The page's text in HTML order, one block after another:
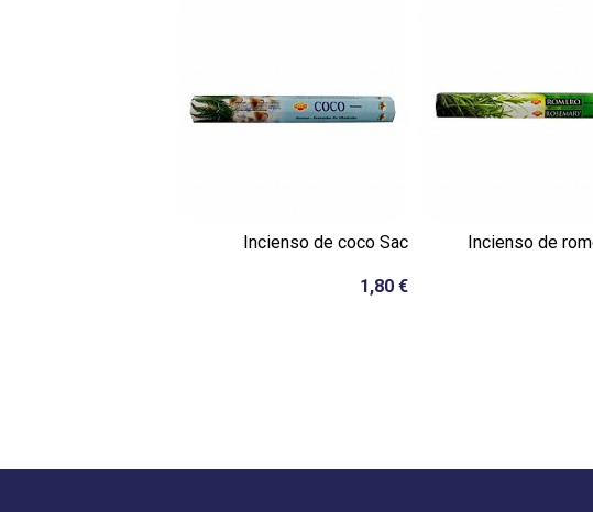
Incienso de coco Sac
1,80 €
Incienso de